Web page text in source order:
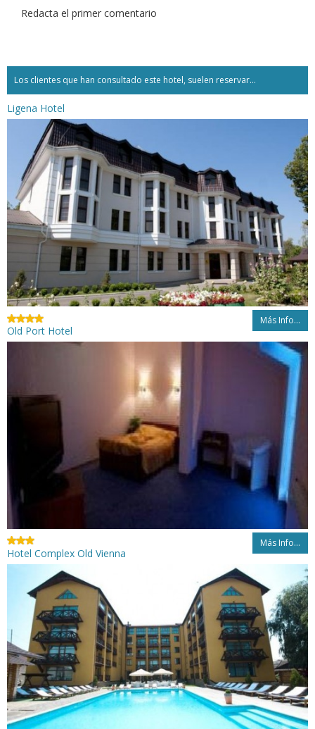
Redacta el primer comentario
Los clientes que han consultado este hotel, suelen reservar...
Ligena Hotel
Más Info...
Old Port Hotel
Más Info...
Hotel Complex Old Vienna